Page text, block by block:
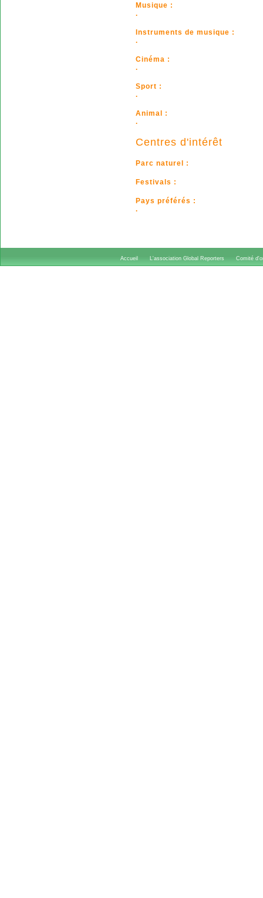
Musique :
.
Instruments de musique :
.
Cinéma :
.
Sport :
.
Animal :
.
Centres d'intérêt
Parc naturel :
Festivals :
Pays préférés :
.
Accueil L'association Global Reporters Comité